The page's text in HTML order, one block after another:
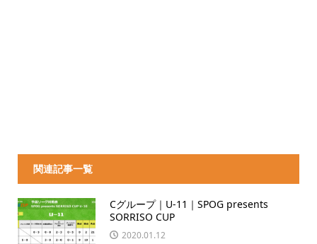
関連記事一覧
Cグループ｜U-11｜SPOG presents
SORRISO CUP
2020.01.12